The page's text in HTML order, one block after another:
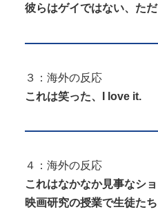
彼らはゲイではない、た
３：海外の反応
これは笑った、I love it.
４：海外の反応
これはなかなか見事なショ
映画研究の授業で生徒た